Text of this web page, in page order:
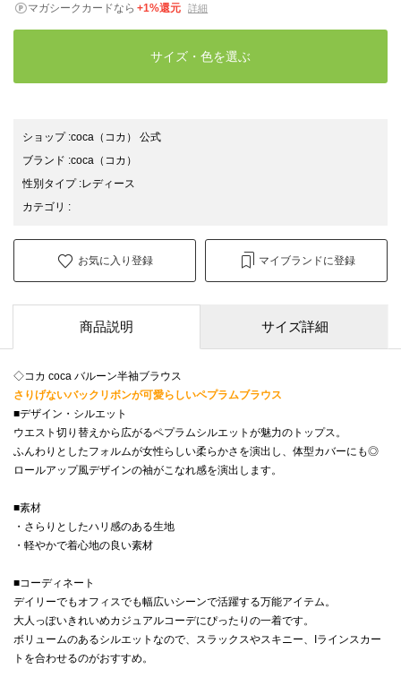
マガシークカードなら +1%還元 詳細
サイズ・色を選ぶ
ショップ:coca（コカ） 公式
ブランド :coca （コカ）
性別タイプ:レディース
カテゴリ :
お気に入り登録 マイブランドに登録
商品説明 サイズ詳細
◇コカ coca バルーン半袖ブラウス
さりげないバックリボンが可愛らしいペプラムブラウス
■デザイン・シルエット
ウエスト切り替えから広がるペプラムシルエットが魅力のトップス。
ふんわりとしたフォルムが女性らしい柔らかさを演出し、体型カバーにも◎
ロールアップ風デザインの袖がこなれ感を演出します。
■素材
・さらりとしたハリ感のある生地
・軽やかで着心地の良い素材
■コーディネート
デイリーでもオフィスでも幅広いシーンで活躍する万能アイテム。
大人っぽいきれいめカジュアルコーデにぴったりの一着です。
ボリュームのあるシルエットなので、スラックスやスキニー、Iラインスカー
トを合わせるのがおすすめ。